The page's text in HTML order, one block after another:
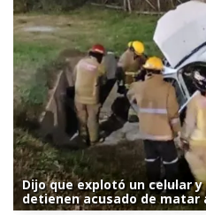
Dijo que explotó un celular
detienen acusado de matar